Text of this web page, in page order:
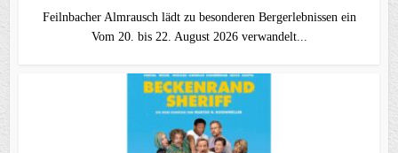
Feilnbacher Almrausch lädt zu besonderen Bergerlebnissen ein
Vom 20. bis 22. August 2026 verwandelt...